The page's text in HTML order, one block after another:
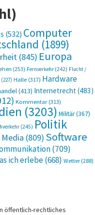
(532) Computer
(1899)
(845) Europa
(253) Fernverkehr (242) Flucht /
(227) Halle(317) Hardware
(413) Internetrecht(483)
Kommentar(313)
(3203) Militär(367)
(245) Politik
(809) Software
(709)
ich erlebe(668) Wetter (288)
öffentlich-rechtliches